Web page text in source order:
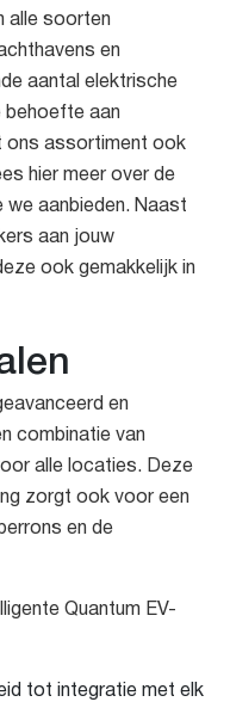
alle soorten
en
aantal elektrische
behoefte aan
assortiment ook
hier meer over de
aanbieden. Naast
aan jouw
ook gemakkelijk in
en
combinatie van
alle locaties. Deze
zorgt ook voor een
en de
Quantum EV-
tot integratie met elk